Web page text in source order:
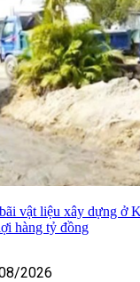
vật liệu xây dựng ở
hàng tỷ đồng
2026